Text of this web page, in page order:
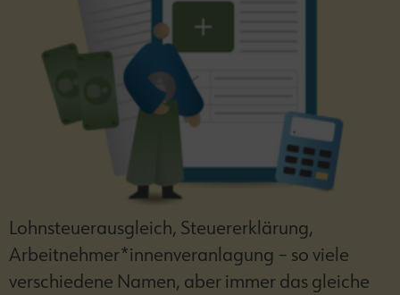
Lohnsteuerausgleich, Steuererklärung,
Arbeitnehmer*innenveranlagung – so viele
verschiedene Namen, aber immer das gleiche